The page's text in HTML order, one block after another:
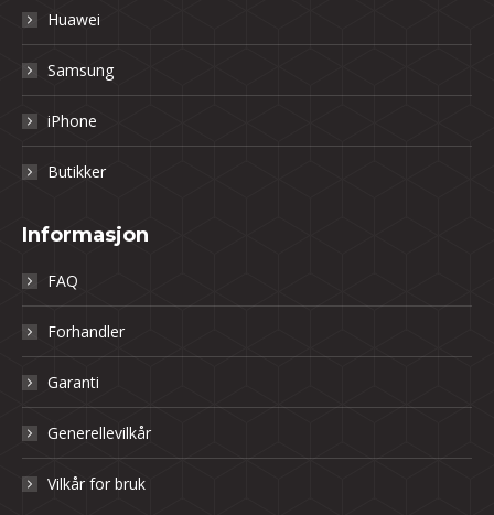
Huawei
Samsung
iPhone
Butikker
Informasjon
FAQ
Forhandler
Garanti
Generellevilkår
Vilkår for bruk